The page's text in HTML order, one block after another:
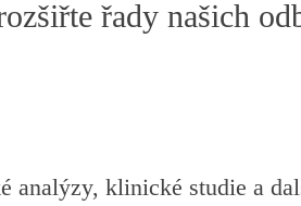
řady našich
analýzy, klinické studie a